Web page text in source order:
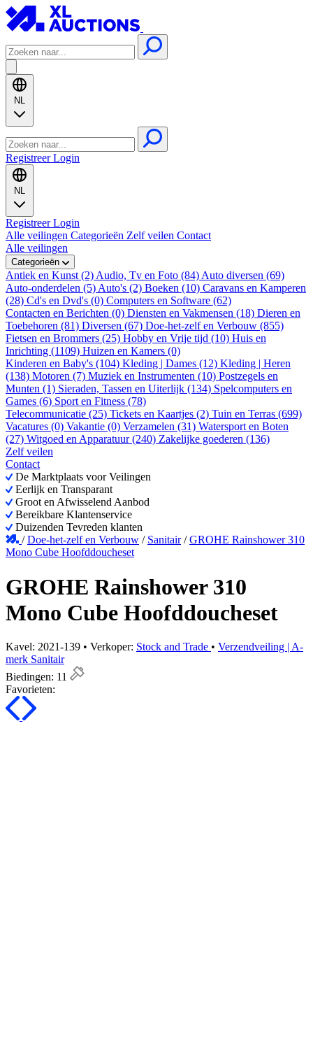
NL
RegistreerLogin
NL
RegistreerLogin
Alle veilingen Categorieën Zelf veilen Contact
Alle veilingen
Categorieën
Antiek en Kunst (2) Audio, Tv en Foto (84) Auto diversen (69)
Auto-onderdelen (5) Auto's (2) Boeken (10) Caravans en Kamperen
(28) Cd's en Dvd's (0) Computers en Software (62)
Contacten en Berichten (0) Diensten en Vakmensen (18) Dieren en
Toebehoren (81) Diversen (67) Doe-het-zelf en Verbouw (855)
Fietsen en Brommers (25) Hobby en Vrije tijd (10) Huis en
Inrichting (1109) Huizen en Kamers (0)
Kinderen en Baby's (104) Kleding | Dames (12) Kleding | Heren
(138) Motoren (7) Muziek en Instrumenten (10) Postzegels en
Munten (1) Sieraden, Tassen en Uiterlijk (134) Spelcomputers en
Games (6) Sport en Fitness (78)
Telecommunicatie (25) Tickets en Kaartjes (2) Tuin en Terras (699)
Vacatures (0) Vakantie (0) Verzamelen (31) Watersport en Boten
(27) Witgoed en Apparatuur (240) Zakelijke goederen (136)
Zelf veilen
Contact
De Marktplaats voor Veilingen
Eerlijk en Transparant
Groot en Afwisselend Aanbod
Bereikbare Klantenservice
Duizenden Tevreden klanten
/Doe-het-zelf en Verbouw / Sanitair /GROHE Rainshower 310
Mono Cube Hoofddoucheset
GROHE Rainshower 310
Mono Cube Hoofddoucheset
Kavel: 2021-139 • Verkoper: Stock and Trade • Verzendveiling | A-
merk Sanitair
Biedingen: 11
Favorieten: